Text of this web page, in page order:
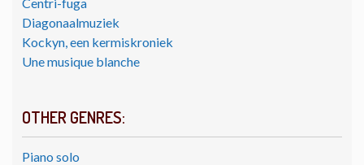
Diagonaalmuziek
Kockyn, een kermiskroniek
Une musique blanche
OTHER GENRES:
Piano solo